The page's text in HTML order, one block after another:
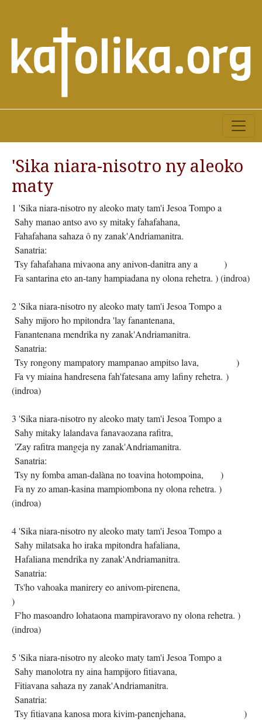
'Sika niara-nisotro ny aleoko
maty
1 'Sika niara-nisotro ny aleoko maty tam'i Jesoa Tompo a
Sahy manao antso avo sy mitaky fahafahana,
Fahafahana sahaza ô ny zanak'Andriamanitra.
Sanatria:
Tsy fahafahana mivaona any anivon-danitra any a )
Fa santarina eto an-tany hampiadana ny olona rehetra. ) (indroa)
2 'Sika niara-nisotro ny aleoko maty tam'i Jesoa Tompo a
Sahy mijoro ho mpitondra 'lay fanantenana,
Fanantenana mendrika ny zanak'Andriamanitra.
Sanatria:
Tsy rongony mampatory mampanao ampitso lava, )
Fa vy miaina handresena fah'fatesana amy lafiny rehetra. )
(indroa)
3 'Sika niara-nisotro ny aleoko maty tam'i Jesoa Tompo a
Sahy mitaky lalandava fanavaozana rafitra,
'Zay rafitra mangeja ny zanak'Andriamanitra.
Sanatria:
Tsy ny fomba aman-dalàna no toavina hotompoina, )
Fa ny zo aman-kasina mampiombona ny olona rehetra. )
(indroa)
4 'Sika niara-nisotro ny aleoko maty tam'i Jesoa Tompo a
Sahy milatsaka ho iraka mpitondra hafaliana,
Hafaliana mendrika ny zanak'Andriamanitra.
Sanatria:
Ts'ho vahoaka manirery eo anivom-pirenena,
)
F'ho masoandro lohataona mampiravoravo ny olona rehetra. )
(indroa)
5 'Sika niara-nisotro ny aleoko maty tam'i Jesoa Tompo a
Sahy manolotra ny aina hampijoro fitiavana,
Fitiavana sahaza ny zanak'Andriamanitra.
Sanatria:
Tsy fitiavana kanosa mora kivim-panenjehana, )